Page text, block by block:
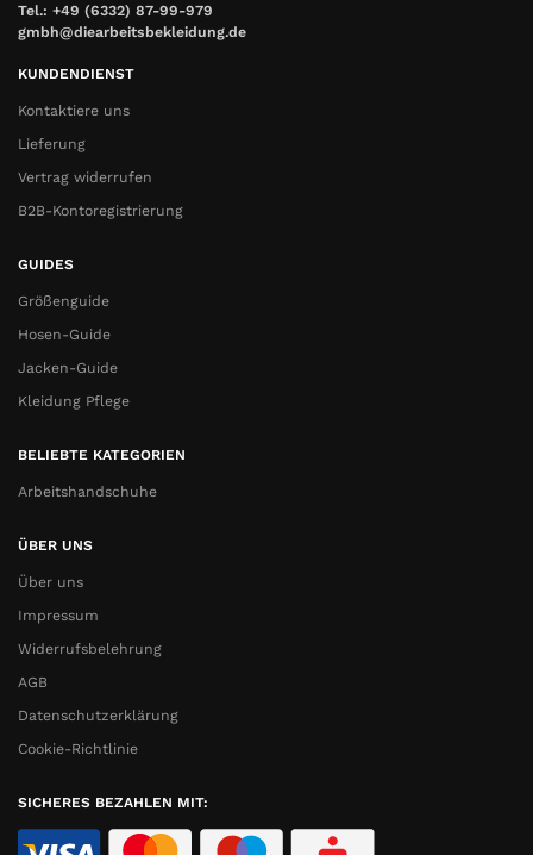
Tel.: +49 (6332) 87-99-979
gmbh@diearbeitsbekleidung.de
KUNDENDIENST
Kontaktiere uns
Lieferung
Vertrag widerrufen
B2B-Kontoregistrierung
GUIDES
Größenguide
Hosen-Guide
Jacken-Guide
Kleidung Pflege
BELIEBTE KATEGORIEN
Arbeitshandschuhe
ÜBER UNS
Über uns
Impressum
Widerrufsbelehrung
AGB
Datenschutzerklärung
Cookie-Richtlinie
SICHERES BEZAHLEN MIT: